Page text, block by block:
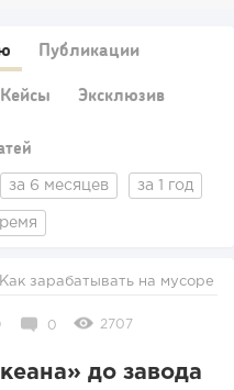
Публикации
Кейсы Эксклюзив
за 6 месяцев за 1 год
зарабатывать на мусоре
0 2707
до завода